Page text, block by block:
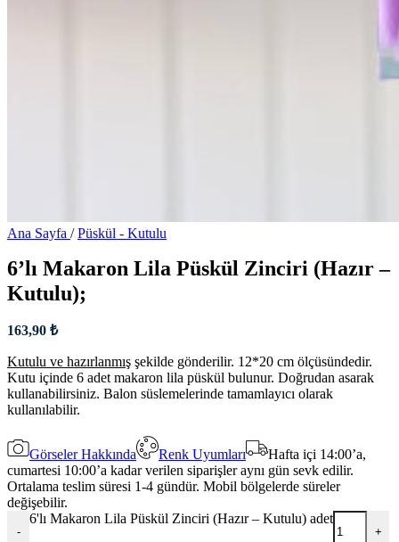
Ana Sayfa / Püskül - Kutulu
6’lı Makaron Lila Püskül Zinciri (Hazır –
Kutulu);
163,90 ₺
Kutulu ve hazırlanmış şekilde gönderilir. 12*20 cm ölçüsündedir.
Kutu içinde 6 adet makaron lila püskül bulunur. Doğrudan asarak
kullanabilirsiniz. Balon süslemelerinde tamamlayıcı olarak
kullanılabilir.
Görseler Hakkında Renk Uyumları
Hafta içi 14:00’a,
cumartesi 10:00’a kadar verilen siparişler aynı gün sevk edilir.
Ortalama teslim süresi 1-4 gündür. Mobil bölgelerde süreler
değişebilir.
-
6'lı Makaron Lila Püskül Zinciri (Hazır – Kutulu) adet
+